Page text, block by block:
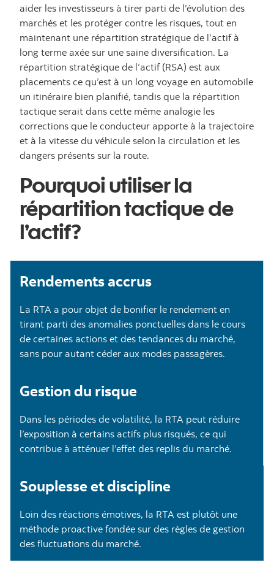
aider les investisseurs à tirer parti de l’évolution des
marchés et les protéger contre les risques, tout en
maintenant une répartition stratégique de l’actif à
long terme axée sur une saine diversification. La
répartition stratégique de l’actif (RSA) est aux
placements ce qu’est à un long voyage en automobile
un itinéraire bien planifié, tandis que la répartition
tactique serait dans cette même analogie les
corrections que le conducteur apporte à la trajectoire
et à la vitesse du véhicule selon la circulation et les
dangers présents sur la route.
Pourquoi utiliser la
répartition tactique de
l’actif?
Rendements accrus
La RTA a pour objet de bonifier le rendement en
tirant parti des anomalies ponctuelles dans le cours
de certaines actions et des tendances du marché,
sans pour autant céder aux modes passagères.
Gestion du risque
Dans les périodes de volatilité, la RTA peut réduire
l’exposition à certains actifs plus risqués, ce qui
contribue à atténuer l’effet des replis du marché.
Souplesse et discipline
Loin des réactions émotives, la RTA est plutôt une
méthode proactive fondée sur des règles de gestion
des fluctuations du marché.